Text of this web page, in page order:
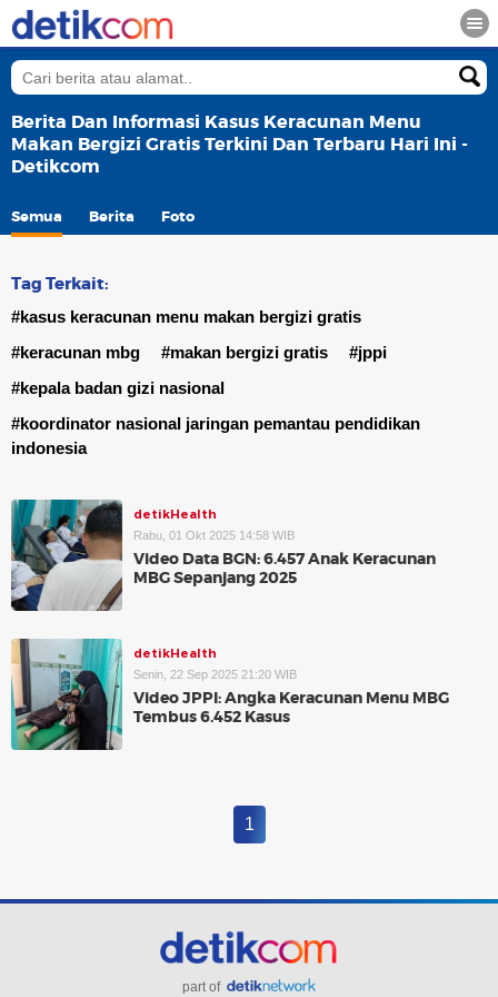
Berita Dan Informasi Kasus Keracunan Menu
Makan Bergizi Gratis Terkini Dan Terbaru Hari Ini -
Detikcom
Semua Berita Foto
Tag Terkait:
#kasus keracunan menu makan bergizi gratis
#keracunan mbg
#makan bergizi gratis
#jppi
#kepala badan gizi nasional
#koordinator nasional jaringan pemantau pendidikan
indonesia
detikHealth
Rabu, 01 Okt 2025 14:58 WIB
Video Data BGN: 6.457 Anak Keracunan
MBG Sepanjang 2025
detikHealth
Senin, 22 Sep 2025 21:20 WIB
Video JPPI: Angka Keracunan Menu MBG
Tembus 6.452 Kasus
1
part of